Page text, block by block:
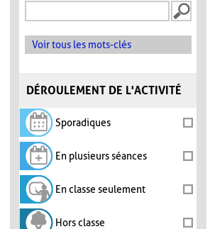
Voir tous les mots-clés
DÉROULEMENT DE L'ACTIVITÉ
Sporadiques
En plusieurs séances
En classe seulement
Hors classe